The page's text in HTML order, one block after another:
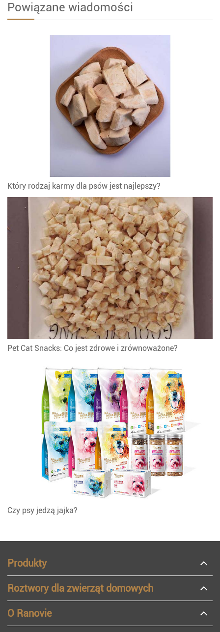
Powiązane wiadomości
Który rodzaj karmy dla psów jest najlepszy?
Pet Cat Snacks: Co jest zdrowe i zrównoważone?
Czy psy jedzą jajka?
Produkty
Roztwory dla zwierząt domowych
O Ranovie